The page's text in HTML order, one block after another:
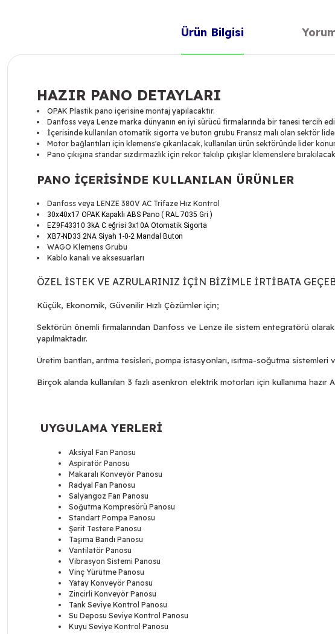
Ürün Bilgisi
HAZIR PANO DETAYLARI
OPAK Plastik pano içerisine montaj yapılacaktır.
Danfoss veya Lenze marka dünyanın en iyi sürücü firmalarında bir tanesi tercih
İçerisinde kullanılan otomatik sigorta ve buton grubu Fransız malı olan sektör
Motor bağlantıları için klemens'e çıkarılacak, kullanılan ürün sektöründe lider
Pano çıkışına standar sızdırmazlık için rekor takılıp çıkışlar klemenslere
PANO İÇERİSİNDE KULLANILAN ÜRÜNLER
Danfoss veya LENZE 380V AC Trifaze Hız Kontrol
30x40x17 OPAK Kapaklı ABS Pano ( RAL 7035 Gri )
EZ9F43310 3kA C eğrisi 3x10A Otomatik Sigorta
XB7-ND33 2NA Siyah 1-0-2 Mandal Buton
WAGO Klemens Grubu
Kablo kanalı ve aksesuarları
ÖZEL İSTEK VE AZRULARINIZ İÇİN BİZİMLE İRTİBATA
Küçük, Ekonomik, Güvenilir Hızlı Çözümler için;
Sektörün önemli firmalarından Danfoss ve Lenze ile sistem entegratörü
yapılmaktadır.
Üretim bantları, arıtma tesisleri, pompa istasyonları, ısıtma-soğutma
Birçok alanda kullanılan 3 fazlı asenkron elektrik motorları için kullanıma hazır
UYGULAMA YERLERİ
Aksiyal Fan Panosu
Aspiratör Panosu
Makaralı Konveyör Panosu
Radyal Fan Panosu
Salyangoz Fan Panosu
Soğutma Kompresörü Panosu
Standart Pompa Panosu
Şerit Testere Panosu
Taşıma Bandı Panosu
Vantilatör Panosu
Vibrasyon Sistemi Panosu
Vinç Yürütme Panosu
Yatay Konveyör Panosu
Zincirli Konveyör Panosu
Tank Seviye Kontrol Panosu
Su Deposu Seviye Kontrol Panosu
Kuyu Seviye Kontrol Panosu